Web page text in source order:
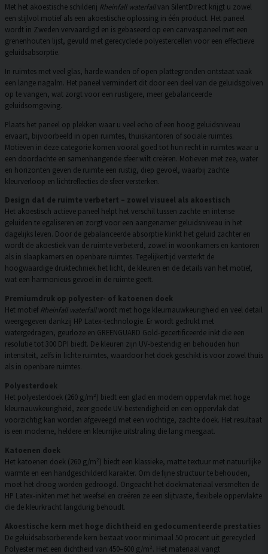
Met het akoestische schilderij Rheinfall waterfallvan SilentDirect krijgt u zowel
een stijlvol motief als een akoestische oplossing in één product. Het paneel
wordt in Zweden vervaardigd en is gebaseerd op een canvaspaneel met een
grenenhouten lijst, gevuld met gerecyclede polyestercellen voor een effectieve
geluidsabsorptie.
In ruimtes met veel glas, harde wanden of open plattegronden ontstaat vaak
een lange nagalm. Het paneel vermindert dit door een deel van de geluidsgolven
op te vangen, wat zorgt voor een rustigere, meer gebalanceerde
geluidsomgeving.
Plaats het paneel op plekken waar u veel echo of een hoog geluidsniveau
ervaart, bijvoorbeeld in open ruimtes, thuiskantoren of sociale ruimtes.
Motieven in deze categorie komen vooral goed tot hun recht in ruimtes waar u
een doordachte en samenhangende sfeer wilt creëren. Motieven met zee, water
en horizonten geven de ruimte een rustig, diep gevoel, waarbij zachte
kleurverloop en lichtreflecties de sfeer versterken.
Design dat de ruimte verbetert – zowel visueel als akoestisch
Het akoestisch actieve paneel helpt het verschil tussen zachte en intense
geluiden te egaliseren en zorgt voor een aangenamer geluidsniveau in het
dagelijks leven. Door de gebalanceerde absorptie klinkt het geluid zachter en
wordt de akoestiek van de ruimte verbeterd, zowel in woonkamers en kantoren
als in slaapkamers en openbare ruimtes. Tegelijkertijd versterkt de
hoogwaardige druktechniek het licht, de kleuren en de details van het motief,
wat een harmonieus gevoel in de ruimte geeft.
Premiumdruk op polyester- of katoenen doek
Het motief Rheinfall waterfallwordt met hoge kleurnauwkeurigheid en veel detail
weergegeven dankzij HP Latex-technologie. Er wordt gedrukt met
watergedragen, geurloze en GREENGUARD Gold-gecertificeerde inkt die een
resolutie tot 300 DPI biedt. De kleuren zijn UV-bestendig en behouden hun
intensiteit, zelfs in lichte ruimtes, waardoor het doek geschikt is voor zowel thuis
als in openbare ruimtes.
Polyesterdoek
Het polyesterdoek (260 g/m²) biedt een glad en modern oppervlak met hoge
kleurnauwkeurigheid, zeer goede UV-bestendigheid en een oppervlak dat
voorzichtig kan worden afgeveegd met een vochtige, zachte doek. Het resultaat
is een moderne, heldere en kleurrijke uitstraling die lang meegaat.
Katoenen doek
Het katoenen doek (260 g/m²) biedt een klassieke, matte textuur met natuurlijke
warmte en een handgeschilderd karakter. Om de fijne structuur te behouden,
moet het droog worden gedroogd. Ongeacht het doekmateriaal versmelten de
HP Latex-inkten met het weefsel en creëren ze een slijtvaste, flexibele oppervlakte
die de kleurkracht langdurig behoudt.
Akoestische kern met hoge dichtheid en gedocumenteerde prestaties
De geluidsabsorberende kern bestaat voor minimaal 50 procent uit gerecycled
Polyester met een dichtheid van 450–600 g/m². Het materiaal vangt